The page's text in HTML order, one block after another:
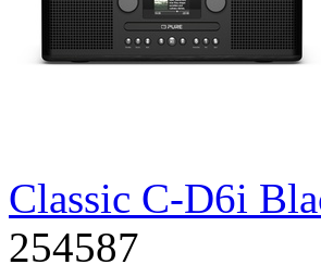
Classic C-D6i
254587